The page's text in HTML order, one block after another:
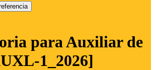
para Auxiliar de
1_2026]